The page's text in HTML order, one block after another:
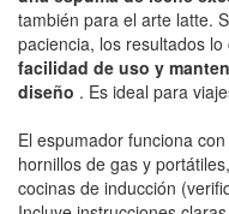
también para el arte latte.
paciencia, los resultados
facilidad de uso y
diseño . Es ideal para
El espumador funciona
hornillos de gas y
cocinas de inducción